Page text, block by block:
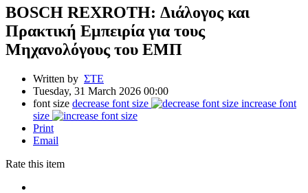
BOSCH REXROTH: Διάλογος και
Πρακτική Εμπειρία για τους
Μηχανολόγους του ΕΜΠ
Written by ΣΤΕ
Tuesday, 31 March 2026 00:00
font size decrease font size
increase font
size
Print
Email
Rate this item